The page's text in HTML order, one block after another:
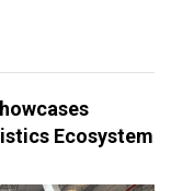
Ecosystem